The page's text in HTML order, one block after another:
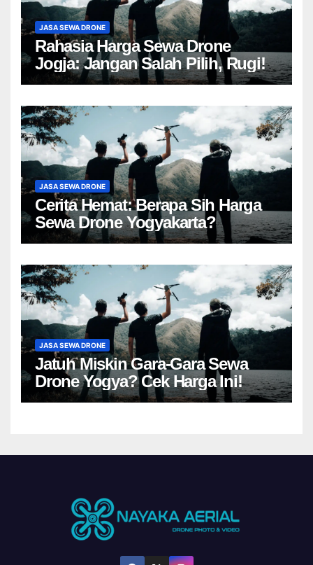
JASA SEWA DRONE
Rahasia Harga Sewa Drone
Jogja: Jangan Salah Pilih, Rugi!
JASA SEWA DRONE
Cerita Hemat: Berapa Sih Harga
Sewa Drone Yogyakarta?
JASA SEWA DRONE
Jatuh Miskin Gara-Gara Sewa
Drone Yogya? Cek Harga Ini!